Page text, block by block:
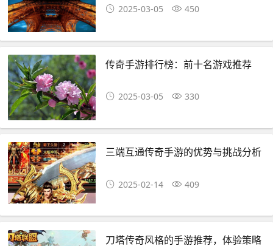
2025-03-05 450
传奇手游排行榜：前十名游戏推荐
2025-03-05 330
三端互通传奇手游的优势与挑战分析
2025-02-14 409
刀塔传奇风格的手游推荐，体验策略